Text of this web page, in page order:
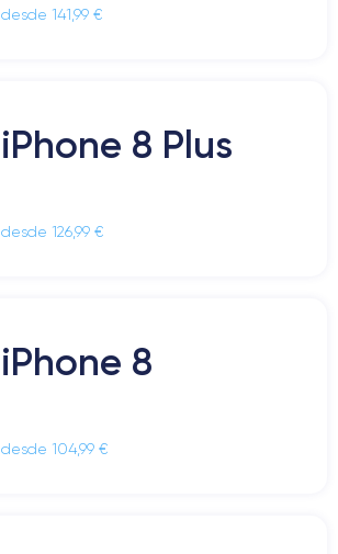
desde 141,99 €
iPhone 8 Plus
desde 126,99 €
iPhone 8
desde 104,99 €